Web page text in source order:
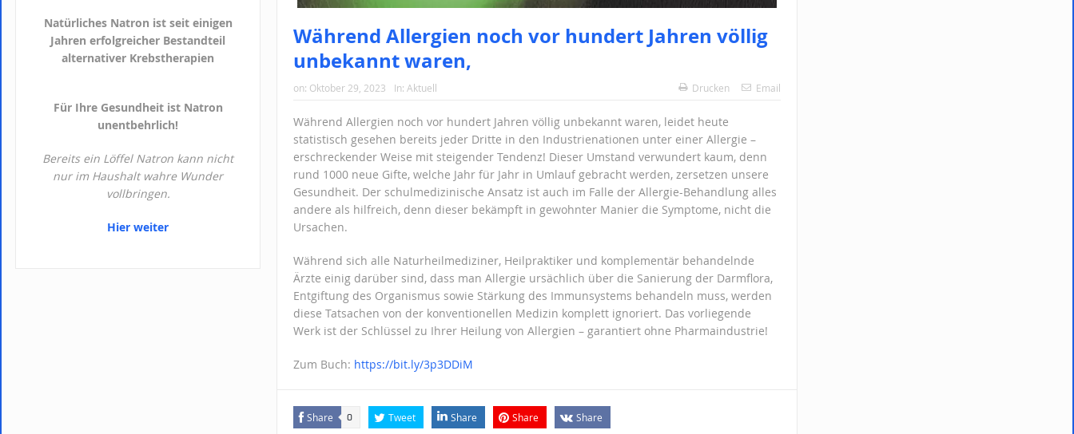
Während Allergien noch vor hundert Jahren völlig
unbekannt waren,
on: Oktober 29, 2023 In: Aktuell Drucken Email
Während Allergien noch vor hundert Jahren völlig unbekannt waren, leidet heute
statistisch gesehen bereits jeder Dritte in den Industrienationen unter einer Allergie –
erschreckender Weise mit steigender Tendenz! Dieser Umstand verwundert kaum, denn
rund 1000 neue Gifte, welche Jahr für Jahr in Umlauf gebracht werden, zersetzen unsere
Gesundheit. Der schulmedizinische Ansatz ist auch im Falle der Allergie-Behandlung alles
andere als hilfreich, denn dieser bekämpft in gewohnter Manier die Symptome, nicht die
Ursachen.
Während sich alle Naturheilmediziner, Heilpraktiker und komplementär behandelnde
Ärzte einig darüber sind, dass man Allergie ursächlich über die Sanierung der Darmflora,
Entgiftung des Organismus sowie Stärkung des Immunsystems behandeln muss, werden
diese Tatsachen von der konventionellen Medizin komplett ignoriert. Das vorliegende
Werk ist der Schlüssel zu Ihrer Heilung von Allergien – garantiert ohne Pharmaindustrie!
Zum Buch: https://bit.ly/3p3DDiM
Share 0 Tweet Share Share Share
Natürliches Natron ist seit einigen
Jahren erfolgreicher Bestandteil
alternativer Krebstherapien
Für Ihre Gesundheit ist Natron
unentbehrlich!
Bereits ein Löffel Natron kann nicht
nur im Haushalt wahre Wunder
vollbringen.
Hier weiter